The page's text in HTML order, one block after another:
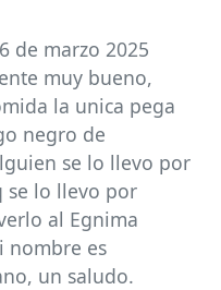
de marzo 2025
muy bueno,
la unica pega
negro de
se lo llevo por
se lo llevo por
al Egnima
nombre es
un saludo.